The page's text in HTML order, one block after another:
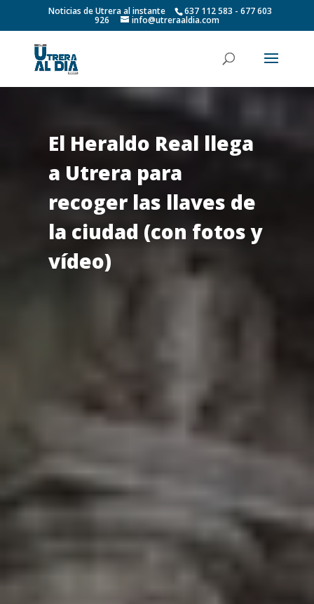
Noticias de Utrera al instante 637 112 583 - 677 603
926 info@utreraaldia.com
El Heraldo Real llega
a Utrera para
recoger las llaves de
la ciudad (con fotos y
vídeo)